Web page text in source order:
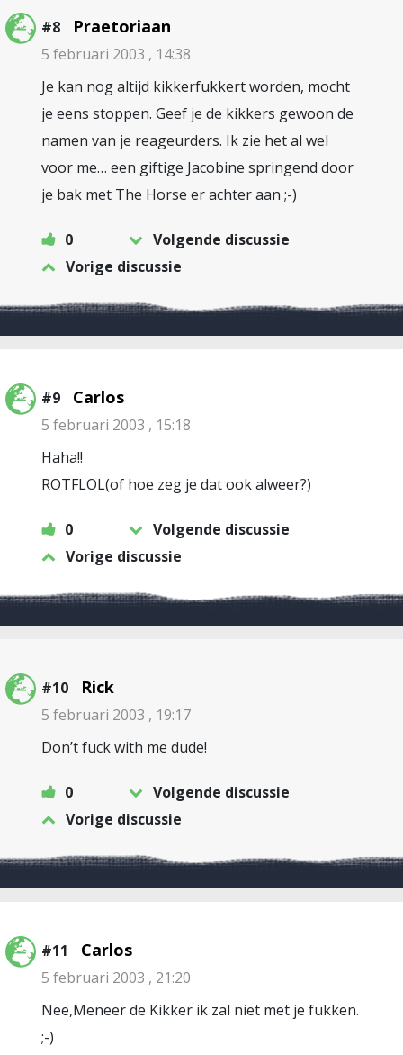
#8 Praetoriaan
5 februari 2003 , 14:38
Je kan nog altijd kikkerfukkert worden, mocht
je eens stoppen. Geef je de kikkers gewoon de
namen van je reageurders. Ik zie het al wel
voor me… een giftige Jacobine springend door
je bak met The Horse er achter aan ;-)
0
Volgende discussie
Vorige discussie
#9 Carlos
5 februari 2003 , 15:18
Haha!!
ROTFLOL(of hoe zeg je dat ook alweer?)
0
Volgende discussie
Vorige discussie
#10 Rick
5 februari 2003 , 19:17
Don’t fuck with me dude!
0
Volgende discussie
Vorige discussie
#11 Carlos
5 februari 2003 , 21:20
Nee,Meneer de Kikker ik zal niet met je fukken.
;-)